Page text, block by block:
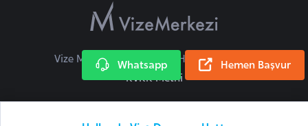
Vize Merkezi © 2026 Tüm Hakları Saklıdır.
KVKK Metni
r
Hemen Başvur
Whatsapp